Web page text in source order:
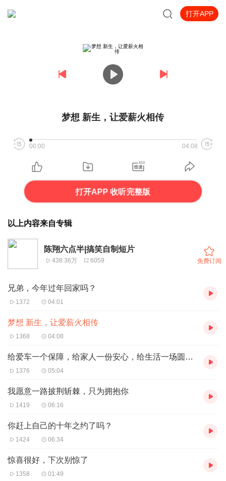
打开APP
梦想 新生，让爱薪火相传
00:00 04:08
打开APP 收听完整版
以上内容来自专辑
陈翔六点半|搞笑自制短片
438.36万 6059 免费订阅
兄弟，今年过年回家吗？
1372 04:01
梦想 新生，让爱薪火相传
1368 04:08
给爱车一个保障，给家人一份安心，给生活一场圆满。
1376 05:04
我愿意一路披荆斩棘，只为拥抱你
1419 06:16
你赶上自己的十年之约了吗？
1424 06:34
惊喜很好，下次别惊了
1358 01:49